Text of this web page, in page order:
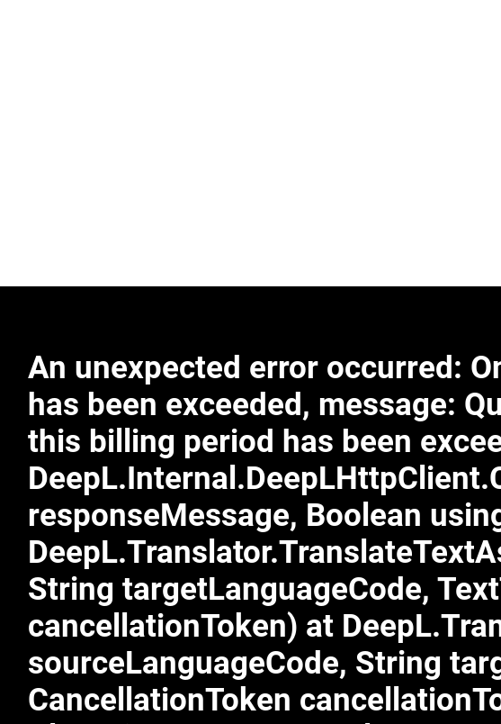
An unexpected error occurred:
has been exceeded, message:
this billing period has been
responseMessage, Boolean
String targetLanguageCode,
cancellationToken) at
sourceLanguageCode, String
CancellationToken